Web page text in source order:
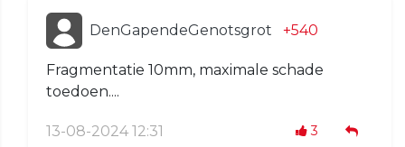
DenGapendeGenotsgrot +540
Fragmentatie 10mm, maximale schade
toedoen....
13-08-2024 12:31 3